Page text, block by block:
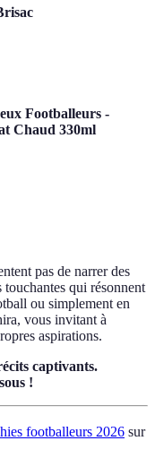
Footballeurs -
Chaud 330ml
pas de narrer des
qui résonnent
ou simplement en
vous invitant à
aspirations.
captivants.
!
footballeurs 2026 sur